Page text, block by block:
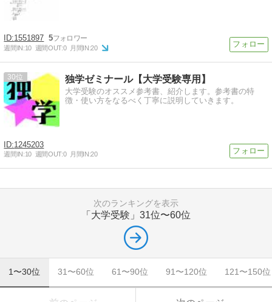
1551897 5
週間IN:10 週間OUT:0 月間IN:20
30 独学ゼミナール【大学受験専用】
大学受験のオススメ参考書、紹介します。参考書の特
徴・使い方をなるべく丁寧に説明していきます。
1245203
週間IN:10 週間OUT:0 月間IN:20
次のランキングを表示
「大学受験」 31位〜60位
1〜30位 31〜60位 61〜90位 91〜120位 121〜150位